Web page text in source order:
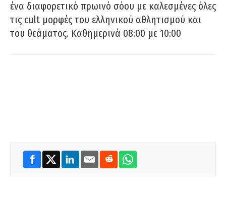
ένα διαφορετικό πρωινό σόου με καλεσμένες όλες
τις cult μορφές του ελληνικού αθλητισμού και
του θεάματος. Καθημερινά 08:00 με 10:00